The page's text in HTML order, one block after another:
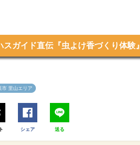
ガイド直伝『虫よけ香づくり体験』
市 里山エリア
シェア 送る